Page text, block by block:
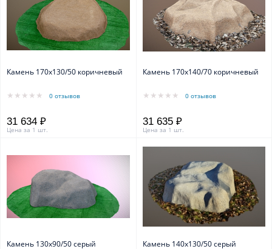
Камень 170х130/50 коричневый
0 отзывов
31 634 ₽
Цена за 1 шт.
Камень 170х140/70 коричневый
0 отзывов
31 635 ₽
Цена за 1 шт.
Камень 130х90/50 серый Камень 140x130/50 серый